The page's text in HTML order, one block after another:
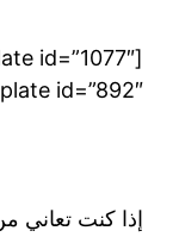
id=”892″]
إذا كنت تعاني